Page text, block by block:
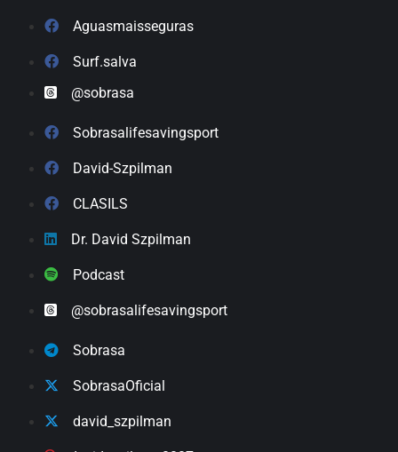
Aguasmaisseguras
Surf.salva
@sobrasa
Sobrasalifesavingsport
David-Szpilman
CLASILS
Dr. David Szpilman
Podcast
@sobrasalifesavingsport
Sobrasa
SobrasaOficial
david_szpilman